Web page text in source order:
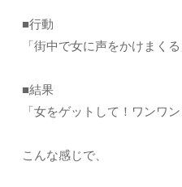
■行動
「街中で女に声をかけまくる
■結果
「女をゲットして！ワンワ
こんな感じで、